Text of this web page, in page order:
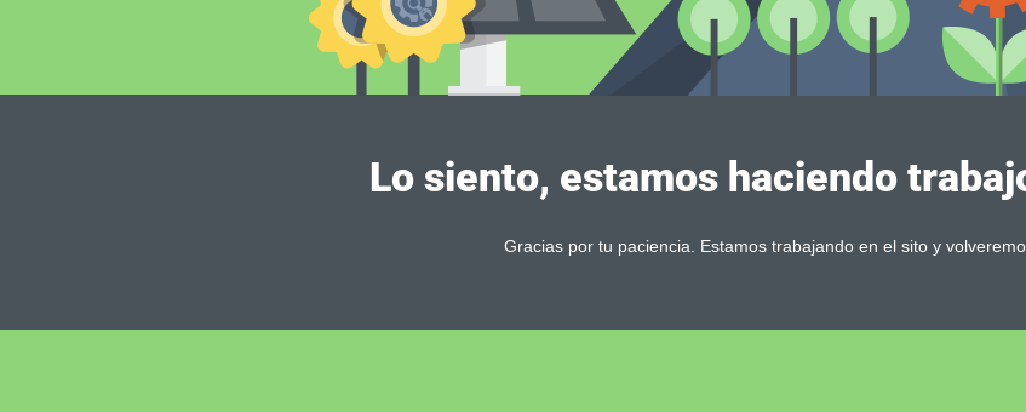
Lo siento, estamos haciendo
Gracias por tu paciencia. Estamos trabajando en el sito y